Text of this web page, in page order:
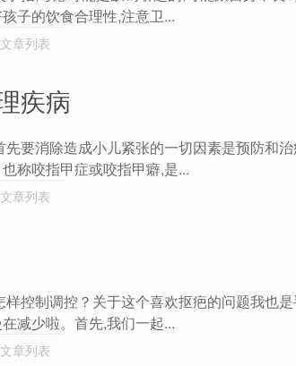
子的饮食合理性,注意卫...
文章列表
疾病
要消除造成小儿紧张的一切因素是预防和
称咬指甲症或咬指甲癖,是...
文章列表
控制调控？关于这个喜欢抠疤的问题我也
减少啦。首先,我们一起...
文章列表